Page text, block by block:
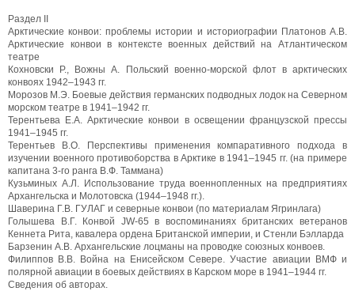
Раздел II
Арктические конвои: проблемы истории и историографии Платонов А.В.
Арктические конвои в контексте военных действий на Атлантическом
театре
Кохновски Р., Вожны А. Польский военно-морской флот в арктических
конвоях 1942–1943 гг.
Морозов М.Э. Боевые действия германских подводных лодок на Северном
морском театре в 1941–1942 гг.
Терентьева Е.А. Арктические конвои в освещении французской прессы
1941–1945 гг.
Терентьев В.О. Перспективы применения компаративного подхода в
изучении военного противоборства в Арктике в 1941–1945 гг. (на примере
капитана 3-го ранга В.Ф. Таммана)
Кузьминых А.Л. Использование труда военнопленных на предприятиях
Архангельска и Молотовска (1944–1948 гг.).
Шаверина Г.В. ГУЛАГ и северные конвои (по материалам Ягринлага)
Голышева В.Г. Конвой JW-65 в воспоминаниях британских ветеранов
Кеннета Рита, кавалера ордена Британской империи, и Стенли Бэлларда
Барзенин А.В. Архангельские лоцманы на проводке союзных конвоев.
Филиппов В.В. Война на Енисейском Севере. Участие авиации ВМФ и
полярной авиации в боевых действиях в Карском море в 1941–1944 гг.
Сведения об авторах.